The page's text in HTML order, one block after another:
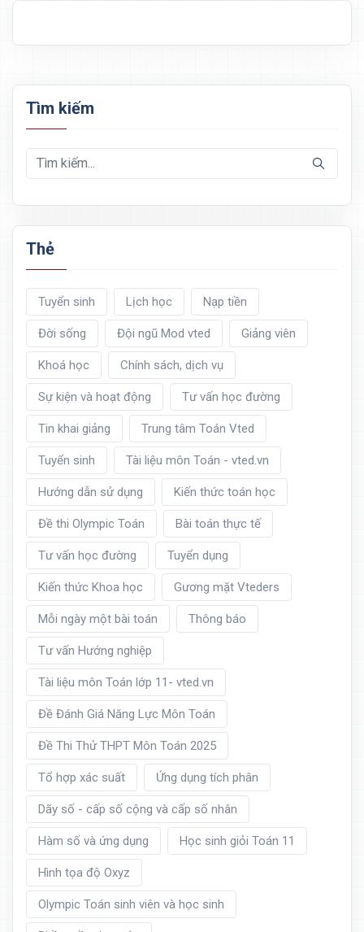
Tìm kiếm
Thẻ
Tuyển sinh Lịch học Nạp tiền
Đời sống Đội ngũ Mod vted Giảng viên
Khoá học Chính sách, dịch vụ
Sự kiện và hoạt động Tư vấn học đường
Tin khai giảng Trung tâm Toán Vted
Tuyển sinh Tài liệu môn Toán - vted.vn
Hướng dẫn sử dụng Kiến thức toán học
Đề thi Olympic Toán Bài toán thực tế
Tư vấn học đường Tuyển dụng
Kiến thức Khoa học Gương mặt Vteders
Mỗi ngày một bài toán Thông báo
Tư vấn Hướng nghiệp
Tài liệu môn Toán lớp 11- vted.vn
Đề Đánh Giá Năng Lực Môn Toán
Đề Thi Thử THPT Môn Toán 2025
Tổ hợp xác suất Ứng dụng tích phân
Dãy số - cấp số cộng và cấp số nhân
Hàm số và ứng dụng Học sinh giỏi Toán 11
Hình tọa độ Oxyz
Olympic Toán sinh viên và học sinh